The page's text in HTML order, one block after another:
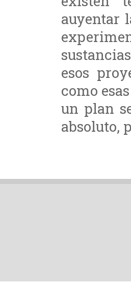
auyentar
esos
como
un plan
absoluto,